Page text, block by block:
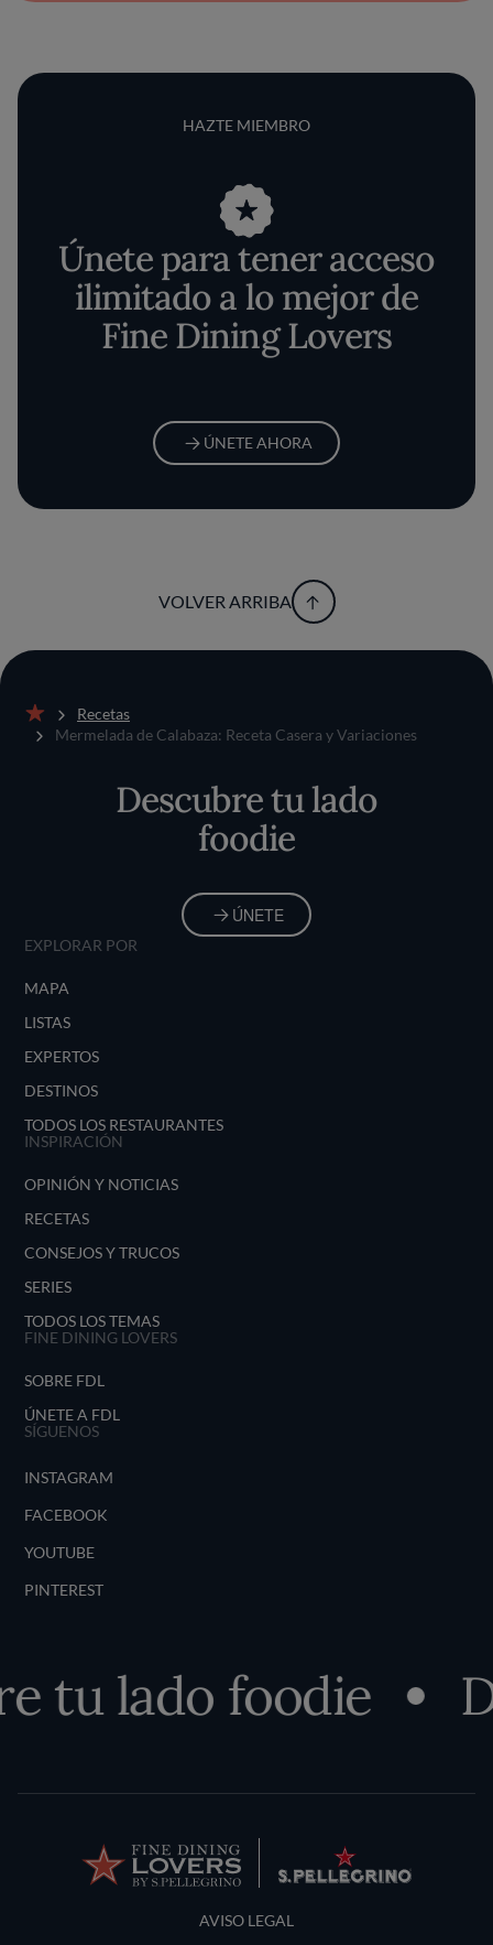
HAZTE MIEMBRO
Únete para tener acceso
ilimitado a lo mejor de
Fine Dining Lovers
ÚNETE AHORA
VOLVER ARRIBA
Inicio
Recetas
Mermelada de Calabaza: Receta Casera y Variaciones
Descubre tu lado
foodie
ÚNETE
EXPLORAR POR
MAPA
LISTAS
EXPERTOS
DESTINOS
TODOS LOS RESTAURANTES
INSPIRACIÓN
OPINIÓN Y NOTICIAS
RECETAS
CONSEJOS Y TRUCOS
SERIES
TODOS LOS TEMAS
FINE DINING LOVERS
SOBRE FDL
ÚNETE A FDL
SÍGUENOS
INSTAGRAM
FACEBOOK
YOUTUBE
PINTEREST
tu lado foodie
Terms and Conditions
AVISO LEGAL